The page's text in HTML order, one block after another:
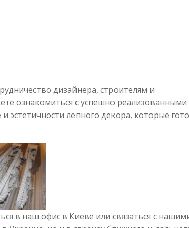
дизайнера, строителям и
ознакомиться с успешно реализованными
эстетичности лепного декора, которые
в наш офис в Киеве или связаться с